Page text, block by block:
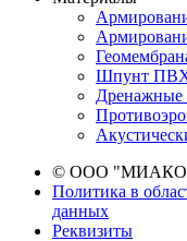
Шпунт
Дренажные
© ООО
Политика в
данных
Реквизиты